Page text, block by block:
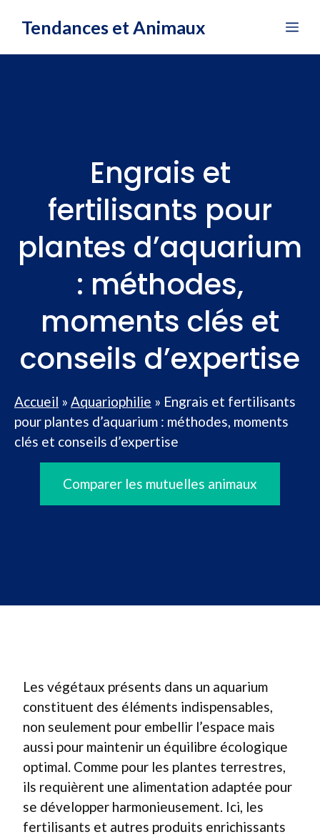
Tendances et Animaux
Engrais et
fertilisants pour
plantes d’aquarium
: méthodes,
moments clés et
conseils d’expertise
Accueil » Aquariophilie » Engrais et fertilisants
pour plantes d’aquarium : méthodes, moments
clés et conseils d’expertise
Comparer les mutuelles animaux
Les végétaux présents dans un aquarium
constituent des éléments indispensables,
non seulement pour embellir l’espace mais
aussi pour maintenir un équilibre écologique
optimal. Comme pour les plantes terrestres,
ils requièrent une alimentation adaptée pour
se développer harmonieusement. Ici, les
fertilisants et autres produits enrichissants